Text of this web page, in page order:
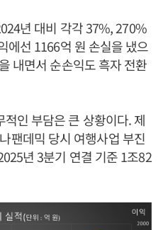
년 대비 각각 37%, 270%
에선 1166억 원 손실을 냈으
내면서 순손익도 흑자 전환
인 부담은 큰 상황이다. 제
팬데믹 당시 여행사업 부진
년 3분기 연결 기준 1조82